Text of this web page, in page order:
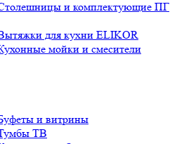
и комплектующие ПГ
для кухни ELIKOR
мойки и смесители
и витрины
ТВ